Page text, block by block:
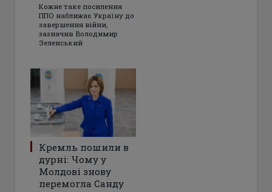
Кожне таке посилення
ППО наближає Україну до
завершення війни,
зазначив Володимир
Зеленський
Кремль пошили в
дурні: Чому у
Молдові знову
перемогла Санду